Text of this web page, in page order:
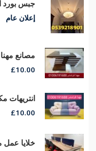
إعلان عام
£10.00
£10.00